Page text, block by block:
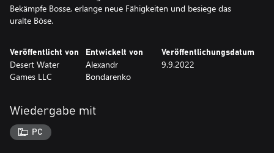
Bekämpfe Bosse, erlange neue Fähigkeiten und besiege das
uralte Böse.
Veröffentlicht von
Desert Water
Games LLC
Entwickelt von
Alexandr
Bondarenko
Veröffentlichungsdatum
9.9.2022
Wiedergabe mit
PC